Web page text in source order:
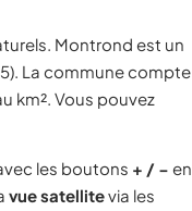
Montrond est un
La commune compte
km². Vous pouvez
les boutons + / − en
vue satellitevia les